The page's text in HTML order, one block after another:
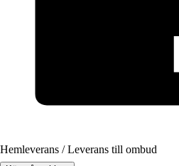
Hemleverans / Leverans till ombud